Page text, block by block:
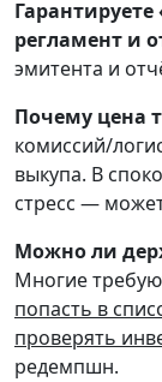
Гарантируете
регламент и
эмитента и
Почему цена
комиссий/
выкупа. В
стресс —
Можно ли
Многие
попасть в
проверять
редемпшн.